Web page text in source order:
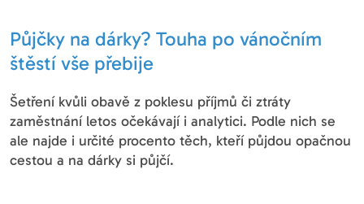
Půjčky na dárky? Touha po vánočním
štěstí vše přebije
Šetření kvůli obavě z poklesu příjmů či ztráty
zaměstnání letos očekávají i analytici. Podle nich se
ale najde i určité procento těch, kteří půjdou opačnou
cestou a na dárky si půjčí.